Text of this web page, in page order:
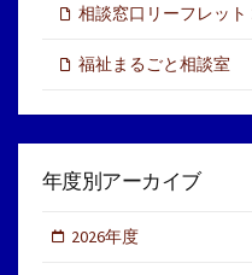
相談窓口リーフレット
福祉まるごと相談室
年度別アーカイブ
2026年度